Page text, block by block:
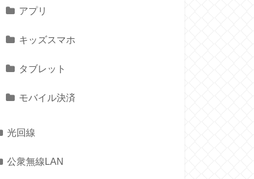
アプリ
キッズスマホ
タブレット
モバイル決済
光回線
公衆無線LAN